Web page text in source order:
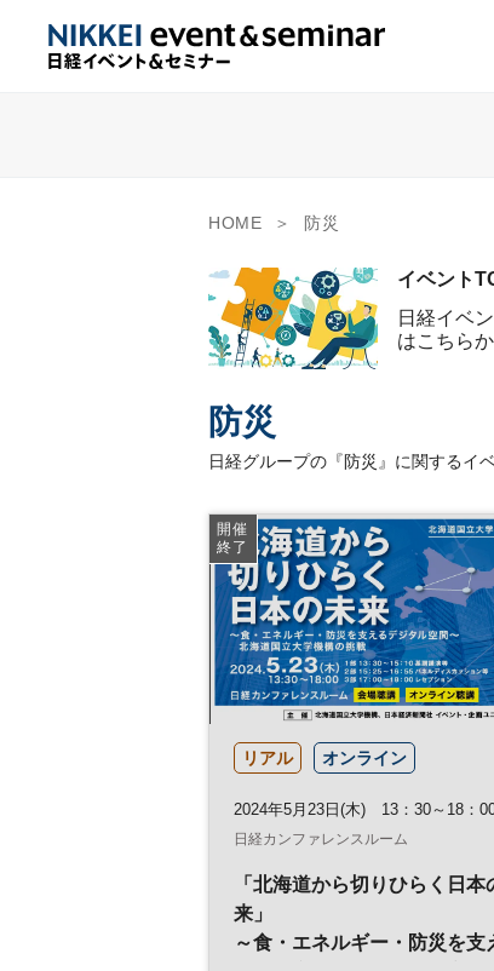
HOME 防災
イベント
日経イベ
はこちら
防災
日経グループの『防災』に関するイ
開催
終了
リアル オンライン
2024年5月23日(木) 13：30～18：
日経カンファレンスルーム
「北海道から切りひらく日本
来」
～食・エネルギー・防災を支